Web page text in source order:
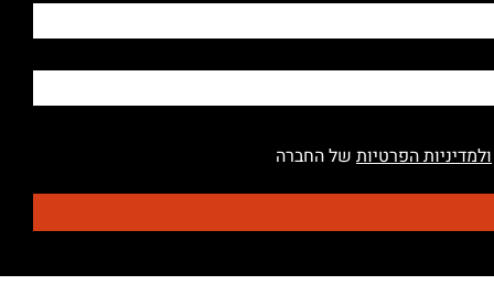
ולמדיניות הפרטיות של החברה